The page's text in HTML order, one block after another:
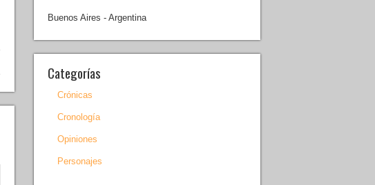
Buenos Aires - Argentina
Categorías
Crónicas
Cronología
Opiniones
Personajes